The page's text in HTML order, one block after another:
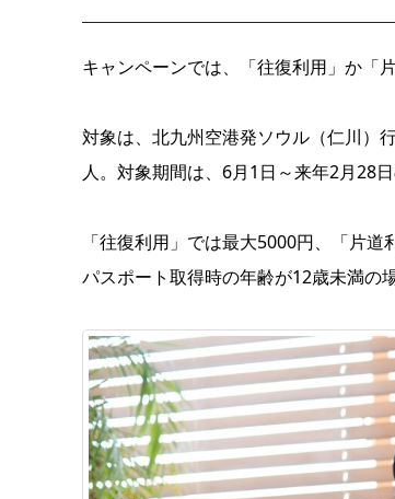
キャンペーンでは、「往復利用」か「
対象は、北九州空港発ソウル（仁川）
人。対象期間は、6月1日～来年2月28日
「往復利用」では最大5000円、「片
パスポート取得時の年齢が12歳未満の